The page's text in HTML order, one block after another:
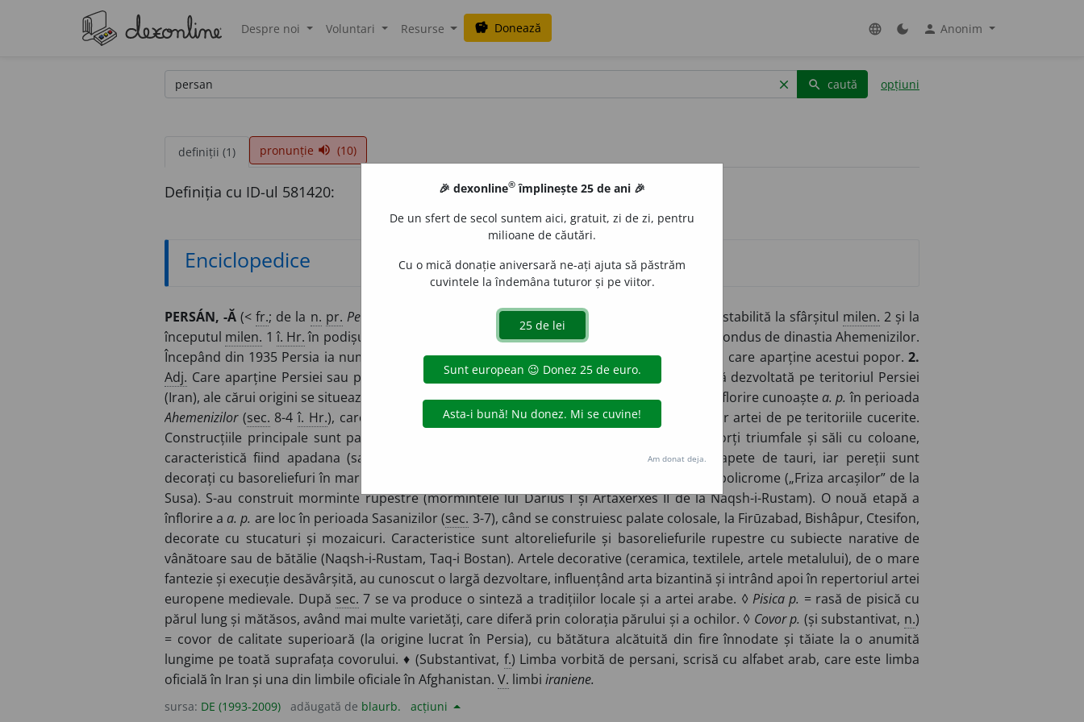
Despre noi Voluntari Resurse savings Donează language dark_mode person Anonim
clear search caută opțiuni
definiții (1) pronunție volume_up (10)
Definiția cu ID-ul 581420:
Enciclopedice
PERSÁN, -Ă (<fr.; de la n. pr. Persia ) Populație de origine indoeuropeană, stabilită la sfârșitul milen. 2 și la
începutul milen. 1î. Hr.în podișul Iran, unde în 8-4î. Hr.a pus bazele Imperiul Persan, condus de dinastia Ahemenizilor.
Începând din 1935 Persia ia numele de Iran; de religie musulmană șiită.V. Iran.♦ Persoană care aparține acestui popor.2.
Adj. Care aparține Persiei sau persanilor, referitor la Persia sau la persani. ◊ Artă p.
= artă dezvoltată pe teritoriul Persiei
(Iran), ale cărui origini se situează în
milen.5î. Hr.anterioare colonizării persane. O mare înflorire cunoaștea. p. în perioada
Ahemenizilor(sec. 8-4î. Hr.), care se distinge printr-un caracter eclectic datorat influențelor artei de pe teritoriile cucerite.
Construcțiile principale sunt palatele monumentale (Persepolis, Susa, Pasargadae), cu porți triumfale și săli cu coloane,
caracteristică fiind apadana (sala de audiențe); coloanele au capiteluri reprezentând capete de tauri, iar pereții sunt
decorați cu basoreliefuri în marmură (Persepolis) sau cu panouri de cărămizi smălțuite și policrome („Friza arcașilor” de la
Susa). S-au construit morminte rupestre (mormintele lui Darius I și Artaxerxes II de la Naqsh-i-Rustam). O nouă etapă a
înflorire aa. p. are loc în perioada Sasanizilor (sec. 3-7), când se construiesc palate colosale, la Firūzabad, Bishâpur, Ctesifon,
decorate cu stucaturi și mozaicuri. Caracteristice sunt altoreliefurile și basoreliefurile rupestre cu subiecte narative de
vânătoare sau de bătălie (Naqsh-i-Rustam, Taq-i Bostan). Artele decorative (ceramica, textilele, artele metalului), de o mare
fantezie și execuție desăvârșită, au cunoscut o largă dezvoltare, influențând arta bizantină și intrând apoi în repertoriul artei
europene medievale. După sec. 7 se va produce o sinteză a tradițiilor locale și a artei arabe. ◊ Pisica p. = rasă de pisică cu
părul lung și mătăsos, având mai multe varietăți, care diferă prin colorația părului și a ochilor. ◊ Covor p. (și substantivat, n.)
= covor de calitate superioară (la origine lucrat în Persia), cu bătătura alcătuită din fire înnodate și tăiate la o anumită
lungime pe toată suprafața covorului. ♦ (Substantivat, f.) Limba vorbită de persani, scrisă cu alfabet arab, care este limba
oficială în Iran și una din limbile oficiale în Afghanistan. V. limbi iraniene.
sursa: DE (1993-2009) adăugată de blaurb. acțiuni
🎉 dexonline® împlinește 25 de ani 🎉
De un sfert de secol suntem aici, gratuit, zi de zi, pentru
milioane de căutări.
Cu o mică donație aniversară ne-ați ajuta să păstrăm
cuvintele la îndemâna tuturor și pe viitor.
Am donat deja.